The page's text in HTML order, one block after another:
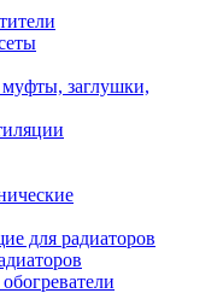
заглушки,
для радиаторов